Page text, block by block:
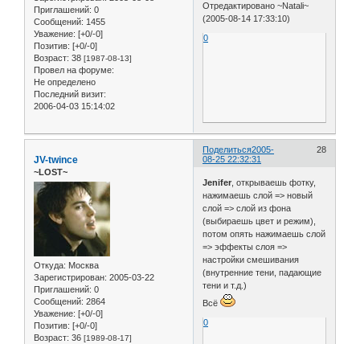
Приглашений: 0
Сообщений: 1455
Уважение: [+0/-0]
Позитив: [+0/-0]
Возраст: 38 [1987-08-13]
Провел на форуме:
Не определено
Последний визит:
2006-04-03 15:14:02
Отредактировано ~Natali~
(2005-08-14 17:33:10)
0
Поделиться 28
2005-
08-25 22:32:31
JV-twince
~LOST~
Откуда: Москва
Зарегистрирован: 2005-03-22
Приглашений: 0
Сообщений: 2864
Уважение: [+0/-0]
Позитив: [+0/-0]
Возраст: 36 [1989-08-17]
Jenifer , открываешь фотку,
нажимаешь слой => новый
слой => слой из фона
(выбираешь цвет и режим),
потом опять нажимаешь слой
=> эффекты слоя =>
настройки смешивания
(внутренние тени, падающие
тени и т.д.)
Всё
0